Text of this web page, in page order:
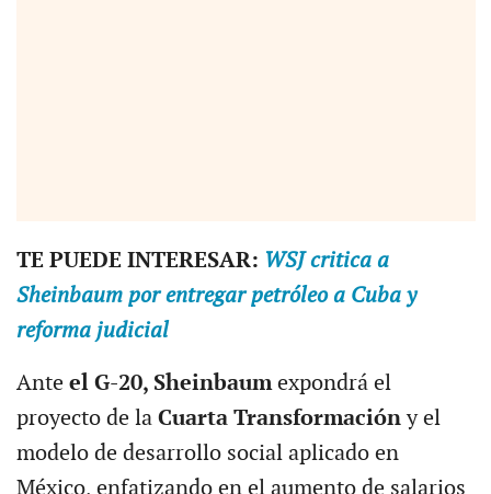
TE PUEDE INTERESAR: WSJ critica a
Sheinbaum por entregar petróleo a Cuba y
reforma judicial
Ante el G-20, Sheinbaumexpondrá el
proyecto de la Cuarta Transformacióny el
modelo de desarrollo social aplicado en
México, enfatizando en el aumento de salarios